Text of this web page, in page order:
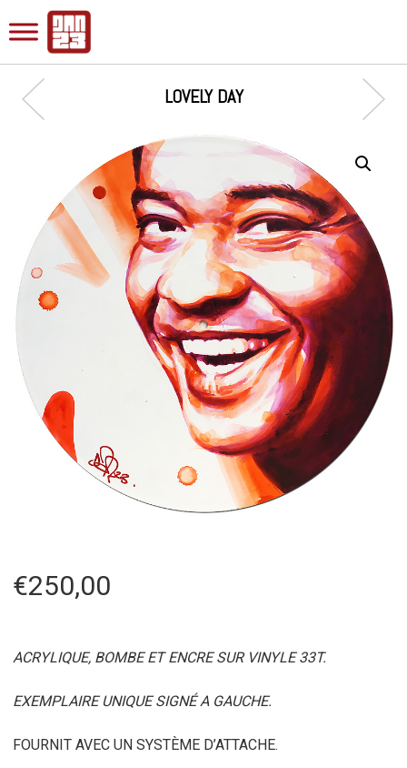
LOVELY DAY
€250,00
ACRYLIQUE, BOMBE ET ENCRE SUR VINYLE 33T.
EXEMPLAIRE UNIQUE SIGNÉ A GAUCHE.
FOURNIT AVEC UN SYSTÈME D’ATTACHE.